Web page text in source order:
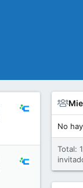
No
Total: